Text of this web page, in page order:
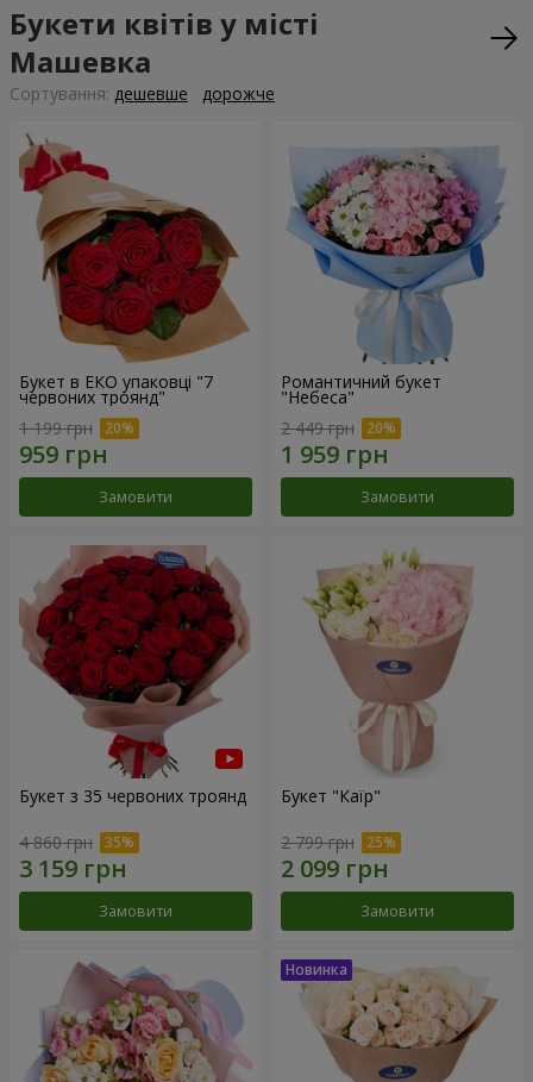
Букети квітів у місті
Машевка
Сортування: дешевше дорожче
Букет в ЕКО упаковці "7
червоних троянд"
1 199 грн
Замовити
Романтичний букет
"Небеса"
2 449 грн
Замовити
Букет з 35 червоних троянд
4 860 грн
Замовити
Букет "Каїр"
2 799 грн
Замовити